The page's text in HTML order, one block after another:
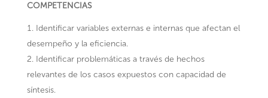
COMPETENCIAS
Identificar variables externas e internas que afectan el
desempeño y la eficiencia.
Identificar problemáticas a través de hechos
relevantes de los casos expuestos con capacidad de
síntesis.